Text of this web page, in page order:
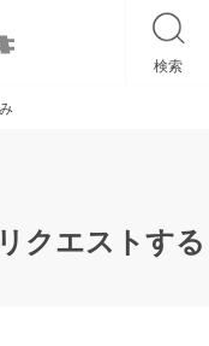
検索
クエストする